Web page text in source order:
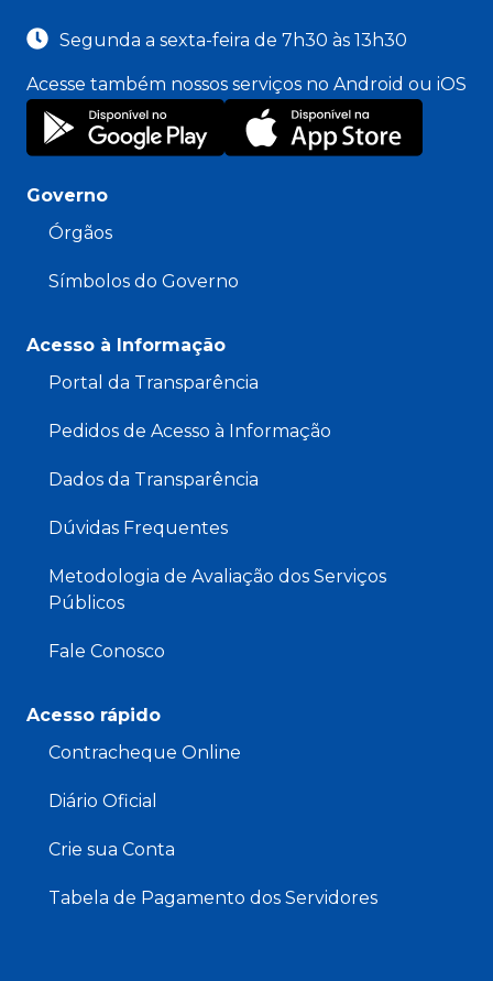
Segunda a sexta-feira de 7h30 às 13h30
Acesse também nossos serviços no Android ou iOS
Governo
Órgãos
Símbolos do Governo
Acesso à Informação
Portal da Transparência
Pedidos de Acesso à Informação
Dados da Transparência
Dúvidas Frequentes
Metodologia de Avaliação dos Serviços
Públicos
Fale Conosco
Acesso rápido
Contracheque Online
Diário Oficial
Crie sua Conta
Tabela de Pagamento dos Servidores